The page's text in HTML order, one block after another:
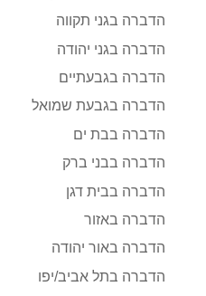
הדברה בגני תקווה
הדברה בגני יהודה
הדברה בגבעתיים
הדברה בגבעת שמואל
הדברה בבת ים
הדברה בבני ברק
הדברה בבית דגן
הדברה באזור
הדברה באור יהודה
הדברה בתל אביב/יפו